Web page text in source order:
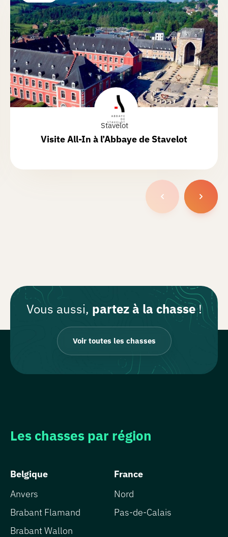
Stavelot
Visite All-In à l’Abbaye de Stavelot
Vous aussi, partez à la chasse!
Voir toutes les chasses
Les chasses par région
Belgique
Anvers
Brabant Flamand
Brabant Wallon
France
Nord
Pas-de-Calais